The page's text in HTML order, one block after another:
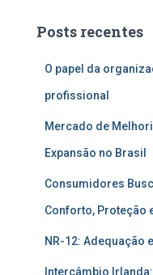
Posts recentes
O papel da
profissional
Mercado de
Expansão no Brasil
Consumidores
Conforto, Proteção
NR-12: Adequação
Intercâmbio